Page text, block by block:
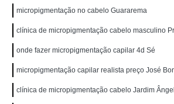
micropigmentação no cabelo Guararema
clínica de micropigmentação cabelo masculino
onde fazer micropigmentação capilar 4d Sé
micropigmentação capilar realista preço José
clínica de micropigmentação cabelo Jardim